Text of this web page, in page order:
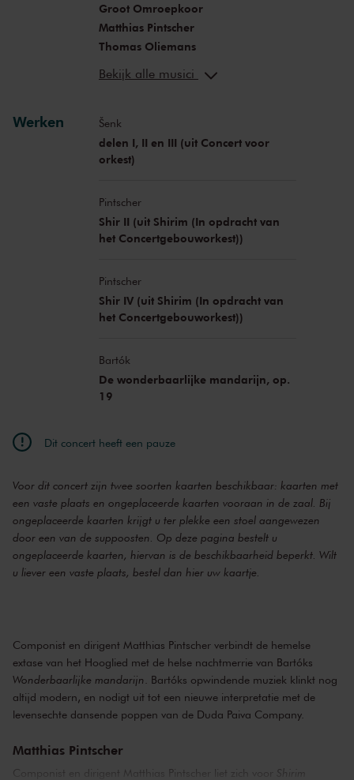
Groot Omroepkoor
Matthias Pintscher
Thomas Oliemans
Duda Paiva Company
Bekijk alle musici
Werken Šenk
delen I, II en III (uit Concert voor
orkest)
Pintscher
Shir II (uit Shirim (In opdracht van
het Concertgebouworkest))
Pintscher
Shir IV (uit Shirim (In opdracht van
het Concertgebouworkest))
Bartók
De wonderbaarlijke mandarijn, op.
19
Dit concert heeft een pauze
Voor dit concert zijn twee soorten kaarten beschikbaar: kaarten met
een vaste plaats en ongeplaceerde kaarten vooraan in de zaal. Bij
ongeplaceerde kaarten krijgt u ter plekke een stoel aangewezen
door een van de suppoosten. Op deze pagina bestelt u
ongeplaceerde kaarten, hiervan is de beschikbaarheid beperkt. Wilt
u liever een vaste plaats, bestel dan hier uw kaartje
Componist en dirigent Matthias Pintscher verbindt de hemelse
extase van het Hooglied met de helse nachtmerrie van Bartóks
Wonderbaarlijke mandarijn
. Bartóks opwindende muziek klinkt nog
altijd modern, en nodigt uit tot een nieuwe interpretatie met de
levensechte dansende poppen van de Duda Paiva Company.
Matthias Pintscher
Componist en dirigent Matthias Pintscher liet zich voor Shirim